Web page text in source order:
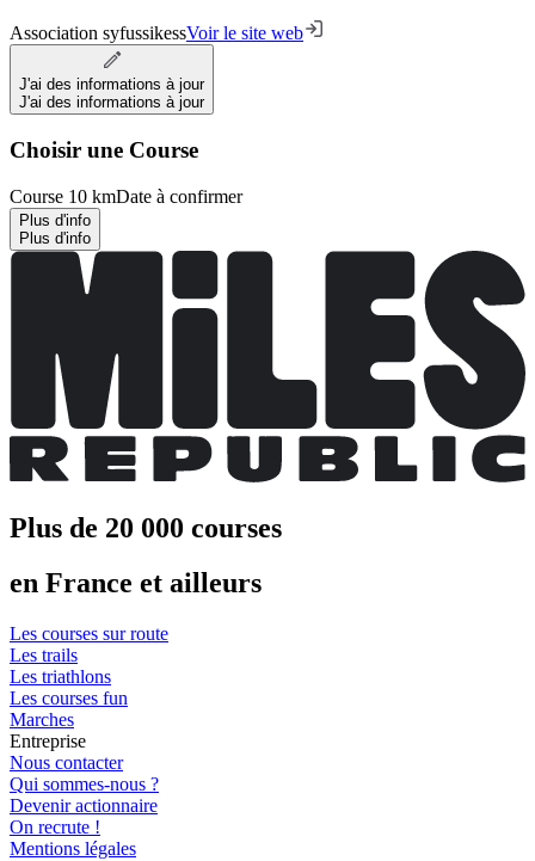
Association syfussikessVoir le site web
J'ai des informations à jour
J'ai des informations à jour
Choisir une Course
Course 10 kmDate à confirmer
Plus d'info
Plus d'info
Plus de 20 000 courses
en France et ailleurs
Les courses sur route
Les trails
Les triathlons
Les courses fun
Marches
Entreprise
Nous contacter
Qui sommes-nous ?
Devenir actionnaire
On recrute !
Mentions légales